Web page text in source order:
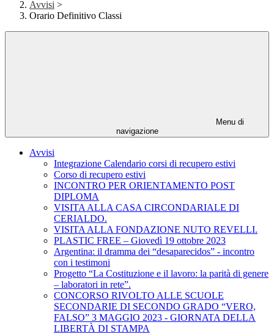
Avvisi >
Orario Definitivo Classi
Menu di
navigazione
Avvisi
Integrazione Calendario corsi di recupero estivi
Corso di recupero estivi
INCONTRO PER ORIENTAMENTO POST
DIPLOMA
VISITA ALLA CASA CIRCONDARIALE DI
CERIALDO.
VISITA ALLA FONDAZIONE NUTO REVELLI.
PLASTIC FREE – Giovedì 19 ottobre 2023
Argentina: il dramma dei “desaparecidos” - incontro
con i testimoni
Progetto “La Costituzione e il lavoro: la parità di genere
– laboratori in rete”.
CONCORSO RIVOLTO ALLE SCUOLE
SECONDARIE DI SECONDO GRADO “VERO,
FALSO” 3 MAGGIO 2023 - GIORNATA DELLA
LIBERTÀ DI STAMPA